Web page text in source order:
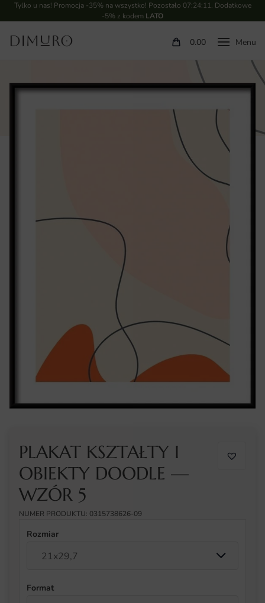
Tylko u nas! Promocja -35% na wszystko! Pozostało 07:24:10. Dodatkowe
-5% z kodem LATO
0.00
PLAKAT KSZTAŁTY I
OBIEKTY DOODLE —
WZÓR 5
NUMER PRODUKTU: 0315738626-09
Rozmiar
Format